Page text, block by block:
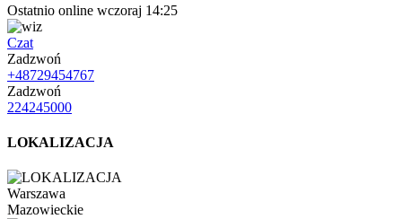
Ostatnio online wczoraj 14:25
Czat
Zadzwoń
+48729454767
Zadzwoń
224245000
LOKALIZACJA
Warszawa
Mazowieckie